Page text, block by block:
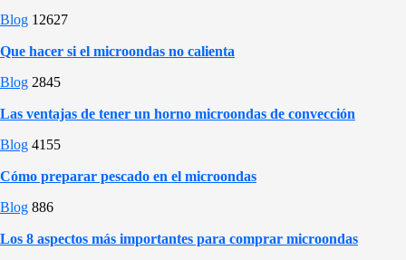
Blog 12627
Que hacer si el microondas no calienta
Blog 2845
Las ventajas de tener un horno microondas de convección
Blog 4155
Cómo preparar pescado en el microondas
Blog 886
Los 8 aspectos más importantes para comprar microondas